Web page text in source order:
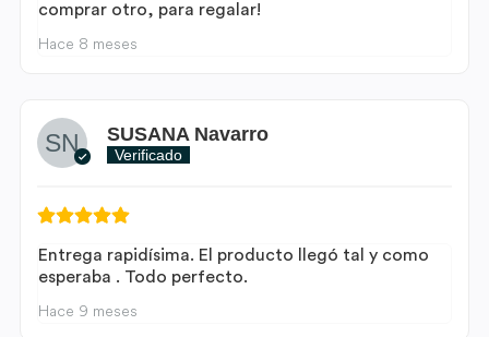
comprar otro, para regalar!
Hace 8 meses
SUSANA Navarro
Verificado
Entrega rapidísima. El producto llegó tal y como
esperaba . Todo perfecto.
Hace 9 meses